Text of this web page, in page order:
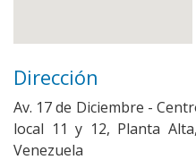
Dirección
Av. 17 de Diciembre -
local 11 y 12, Planta
Venezuela